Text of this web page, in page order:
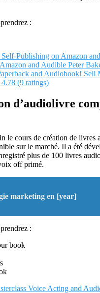
:
and Audible Peter
and Audiobook! Sell
4.78 (9 ratings)
d’audiolivre
le cours de création de livres
sur le marché. Il a été
plus de 100 livres
off primé.
marketing en [year]
:
book
Voice Acting and